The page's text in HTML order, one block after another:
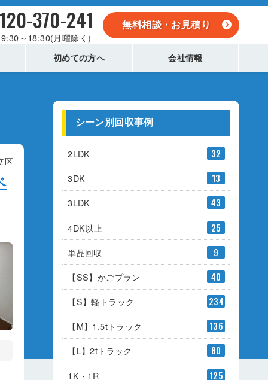
370-241
～18:30(月曜除く)
無料相談・お見積り
初めての方へ 会社情報
区
シーン別回収事例
2LDK
32
3DK
13
3LDK
43
4DK以上
25
単品回収
9
【SS】かごプラン
40
【S】軽トラック
234
【M】1.5tトラック
136
【L】2tトラック
80
1K・1R
125